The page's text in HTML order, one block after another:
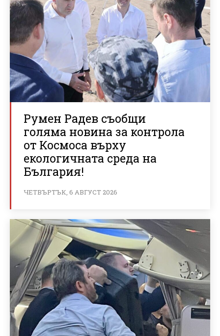
Румен Радев съобщи
голяма новина за контрола
от Космоса върху
екологичната среда на
България!
ЧЕТВЪРТЪК, 6 АВГУСТ 2026